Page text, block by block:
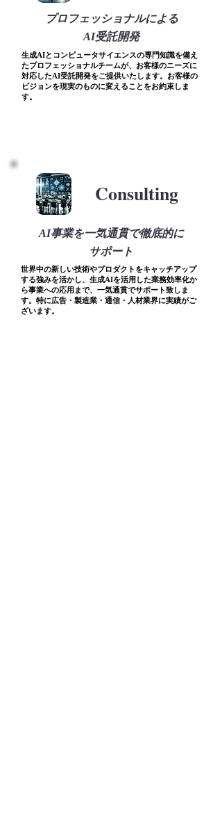
生成AIとコンピュータサイエンスの専門知識を備え
たプロフェッショナルチームが、お客様のニーズに
対応したAI受託開発をご提供いたします。お客様の
ビジョンを現実のものに変えることをお約束しま
す。
プロフェッショナルによる
AI受託開発
世界中の新しい技術やプロダクトをキャッチアップ
する強みを活かし、生成AIを活用した業務効率化か
ら事業への応用まで、一気通貫でサポート致しま
す。特に広告・製造業・通信・人材業界に実績がご
ざいます。
Consulting
AI事業を一気通貫で徹底的に
サポート